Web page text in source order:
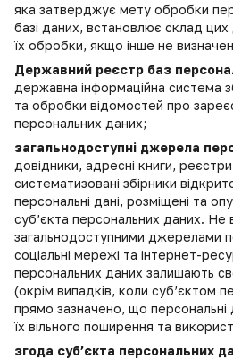
яка затверджує мету обробки
базі даних, встановлює склад
їх обробки, якщо інше не
Державний реєстр баз
державна інформаційна система
та обробки відомостей про
персональних даних;
загальнодоступні джерела
довідники, адресні книги,
систематизовані збірники
персональні дані, розміщені та
суб’єкта персональних даних. Не
загальнодоступними джерелами
соціальні мережі та інтернет-
персональних даних залишають
(окрім випадків, коли суб’єктом
прямо зазначено, що персональні
їх вільного поширення та
згода суб’єкта персональних